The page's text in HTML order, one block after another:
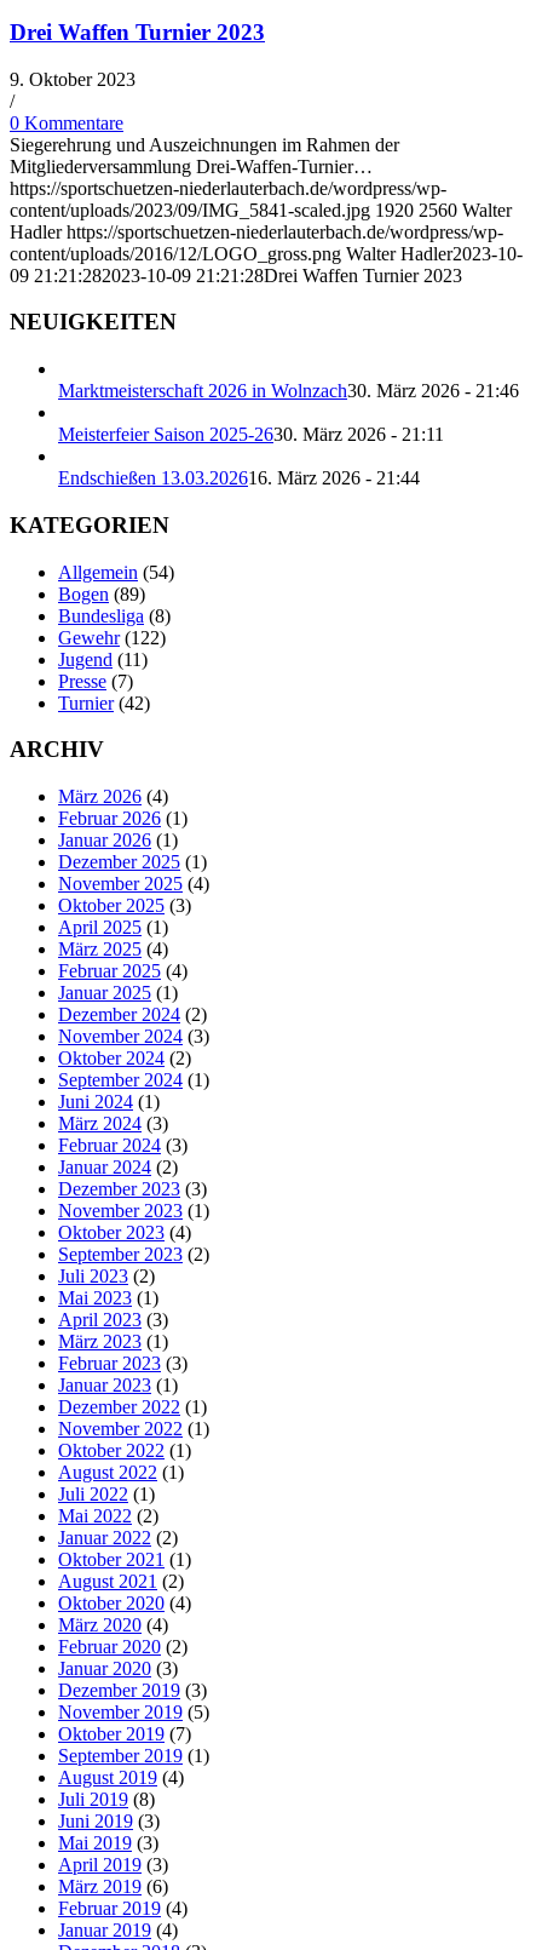
Drei Waffen Turnier 2023
9. Oktober 2023
/
0 Kommentare
Siegerehrung und Auszeichnungen im Rahmen der
Mitgliederversammlung Drei-Waffen-Turnier…
https://sportschuetzen-niederlauterbach.de/wordpress/wp-
content/uploads/2023/09/IMG_5841-scaled.jpg 1920 2560 Walter
Hadler https://sportschuetzen-niederlauterbach.de/wordpress/wp-
content/uploads/2016/12/LOGO_gross.png Walter Hadler2023-10-
09 21:21:282023-10-09 21:21:28Drei Waffen Turnier 2023
NEUIGKEITEN
Marktmeisterschaft 2026 in Wolnzach30. März 2026 - 21:46
Meisterfeier Saison 2025-2630. März 2026 - 21:11
Endschießen 13.03.202616. März 2026 - 21:44
KATEGORIEN
Allgemein (54)
Bogen (89)
Bundesliga (8)
Gewehr(122)
Jugend (11)
Presse (7)
Turnier(42)
ARCHIV
März 2026 (4)
Februar 2026 (1)
Januar 2026 (1)
Dezember 2025 (1)
November 2025 (4)
Oktober 2025 (3)
April 2025 (1)
März 2025 (4)
Februar 2025 (4)
Januar 2025 (1)
Dezember 2024 (2)
November 2024 (3)
Oktober 2024 (2)
September 2024 (1)
Juni 2024 (1)
März 2024 (3)
Februar 2024 (3)
Januar 2024 (2)
Dezember 2023 (3)
November 2023 (1)
Oktober 2023 (4)
September 2023 (2)
Juli 2023 (2)
Mai 2023 (1)
April 2023 (3)
März 2023 (1)
Februar 2023 (3)
Januar 2023 (1)
Dezember 2022 (1)
November 2022 (1)
Oktober 2022 (1)
August 2022 (1)
Juli 2022 (1)
Mai 2022 (2)
Januar 2022 (2)
Oktober 2021 (1)
August 2021 (2)
Oktober 2020 (4)
März 2020 (4)
Februar 2020 (2)
Januar 2020 (3)
Dezember 2019 (3)
November 2019 (5)
Oktober 2019 (7)
September 2019 (1)
August 2019 (4)
Juli 2019 (8)
Juni 2019 (3)
Mai 2019 (3)
April 2019 (3)
März 2019 (6)
Februar 2019 (4)
Januar 2019 (4)